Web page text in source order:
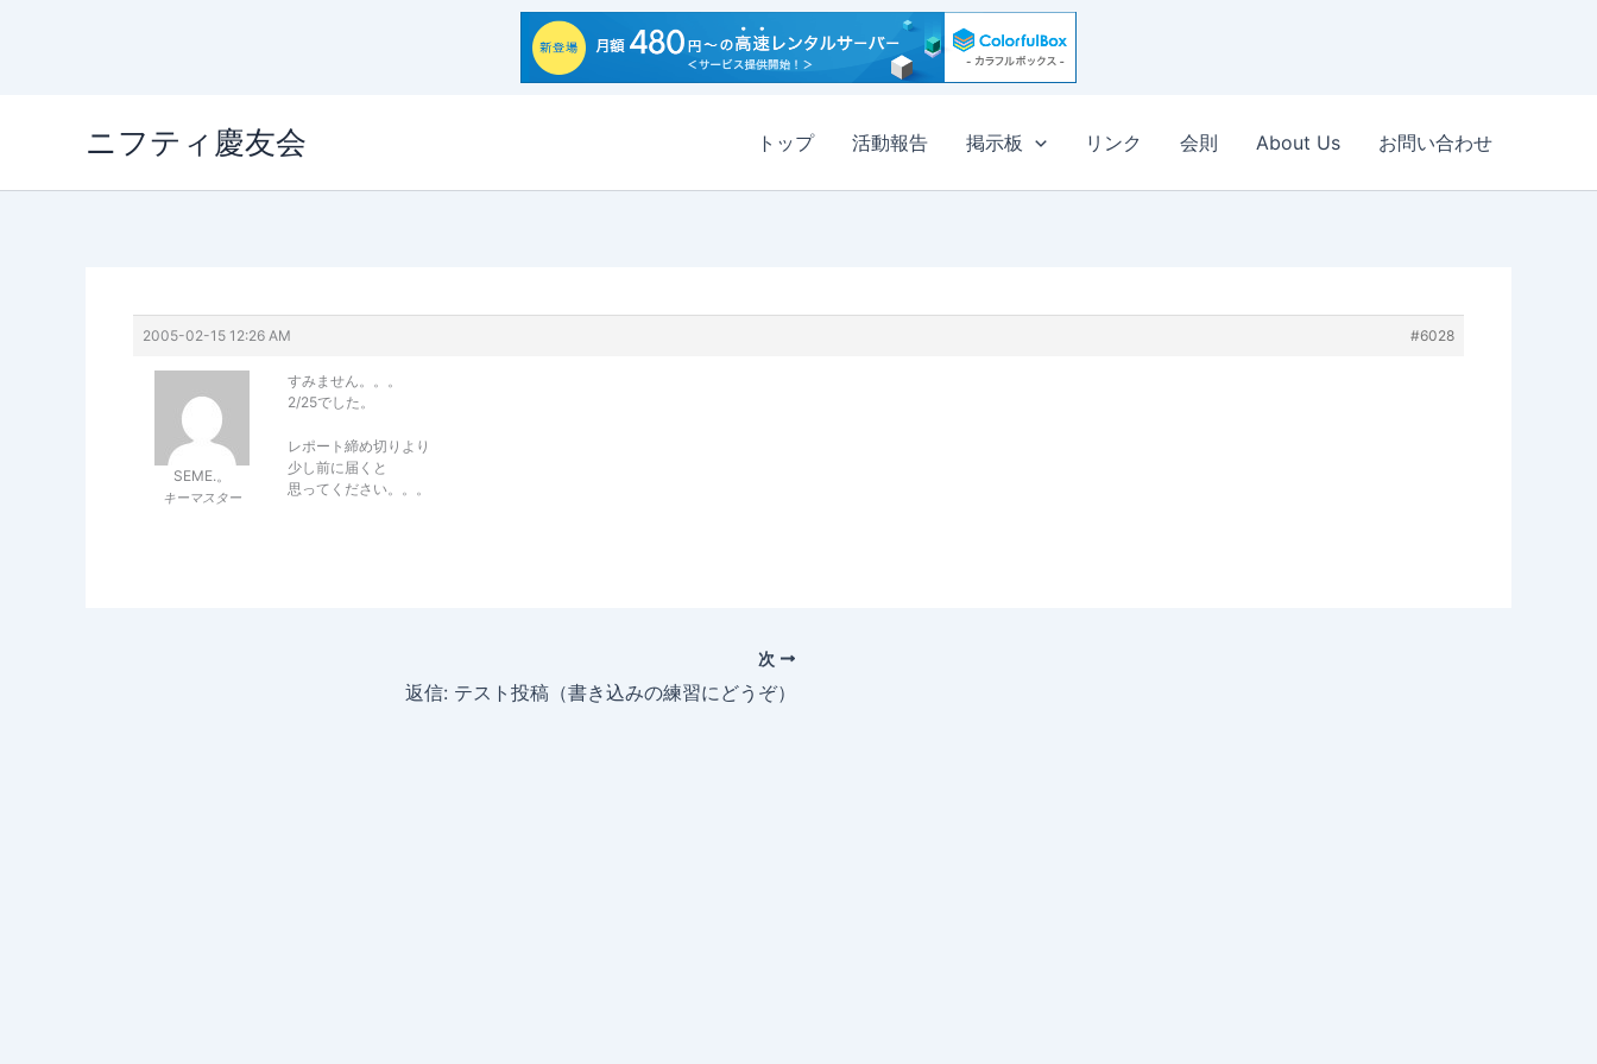
ニフティ慶友会 トップ 活動報告 掲示板 リンク 会則 About Us お問い合わせ
2005-02-15 12:26 AM #6028
SEME.。
キーマスター
すみません。。。
2/25でした。
レポート締め切りより
少し前に届くと
思ってください。。。
次
返信: テスト投稿（書き込みの練習にどうぞ）